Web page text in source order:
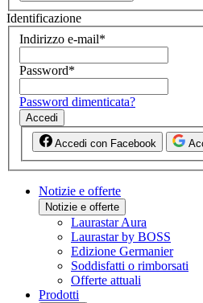
Identificazione
Indirizzo e-mail*
Password*
Password dimenticata?
Accedi
Accedi con Facebook
Notizie e offerte
Notizie e offerte
Laurastar Aura
Laurastar by BOSS
Edizione Germanier
Soddisfatti o rimborsati
Offerte attuali
Prodotti